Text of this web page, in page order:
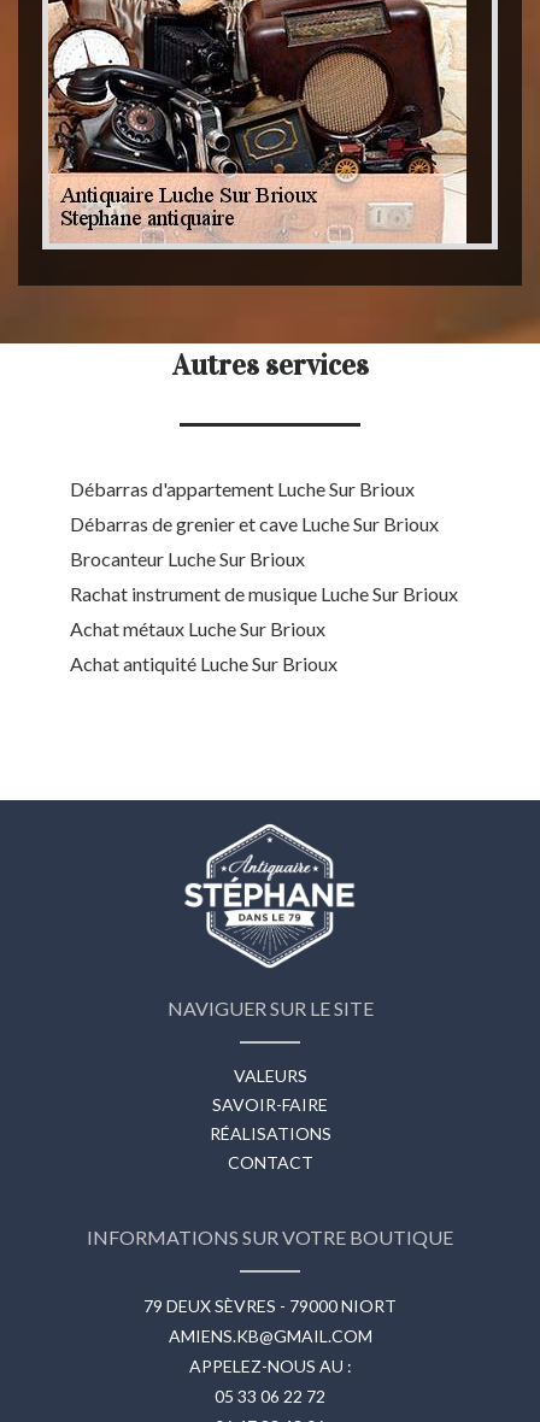
Autres services
Débarras d'appartement Luche Sur Brioux
Débarras de grenier et cave Luche Sur Brioux
Brocanteur Luche Sur Brioux
Rachat instrument de musique Luche Sur Brioux
Achat métaux Luche Sur Brioux
Achat antiquité Luche Sur Brioux
NAVIGUER SUR LE SITE
VALEURS
SAVOIR-FAIRE
RÉALISATIONS
CONTACT
INFORMATIONS SUR VOTRE BOUTIQUE
79 DEUX SÈVRES - 79000 NIORT
AMIENS.KB@GMAIL.COM
APPELEZ-NOUS AU :
05 33 06 22 72